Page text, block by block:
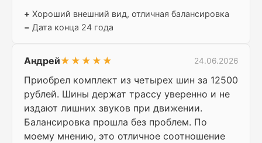
+ Хороший внешний вид, отличная балансировка
− Дата конца 24 года
Андрей★★★★★ 24.06.2026
Приобрел комплект из четырех шин за 12500
рублей. Шины держат трассу уверенно и не
издают лишних звуков при движении.
Балансировка прошла без проблем. По
моему мнению, это отличное соотношение